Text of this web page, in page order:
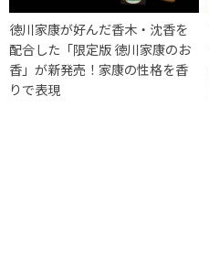
徳川家康が好んだ香木・沈香を
配合した「限定版 徳川家康のお
香」が新発売！家康の性格を香
りで表現